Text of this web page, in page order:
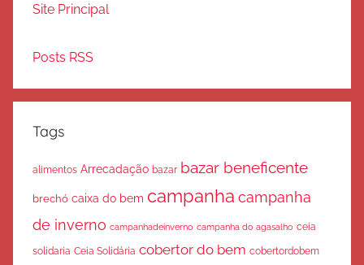
Site Principal
Posts RSS
Tags
alimentos Arrecadação bazar bazar beneficente
brechó caixa do bem campanha campanha
de inverno campanhadeinverno campanha do agasalho ceia
solidaria Ceia Solidária cobertor do bem cobertordobem